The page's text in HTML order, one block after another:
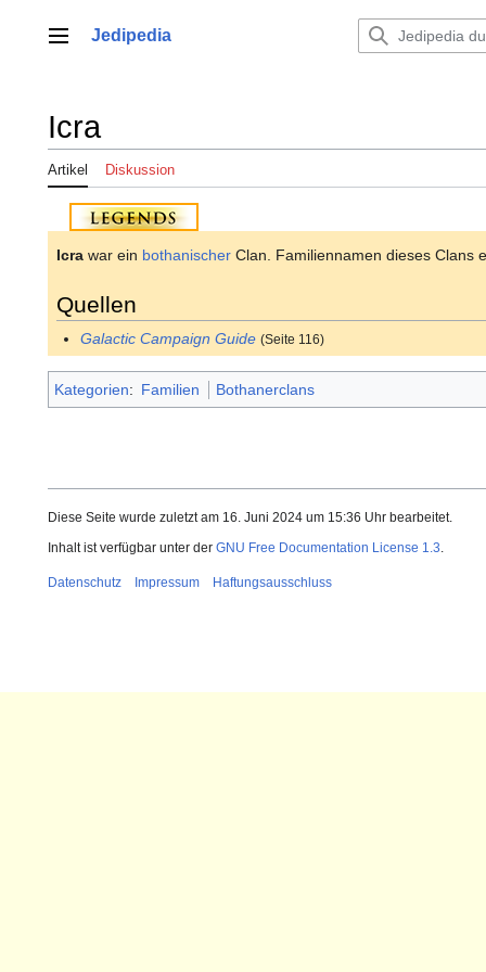
springenHauptmenü
Jedipedia
Icra
Artikel Diskussion
Icra war ein bothanischer Clan. Familiennamen dieses Clans
Quellen
Galactic Campaign Guide (Seite 116)
Kategorien: Familien Bothanerclans
Diese Seite wurde zuletzt am 16. Juni 2024 um 15:36 Uhr bearbeitet.
Inhalt ist verfügbar unter der GNU Free Documentation License 1.3.
Datenschutz Impressum Haftungsausschluss